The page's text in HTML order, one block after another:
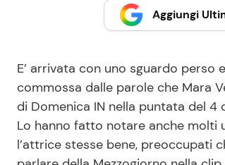
Aggiungi
E’ arrivata con uno sguardo perso
commossa dalle parole che Mara
di Domenica IN nella puntata del
Lo hanno fatto notare anche molti
l’attrice stesse bene, preoccupati